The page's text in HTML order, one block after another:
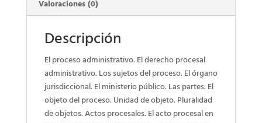
Valoraciones (0)
Descripción
El proceso administrativo. El derecho procesal
administrativo. Los sujetos del proceso. El órgano
jurisdiccional. El ministerio público. Las partes. El
objeto del proceso. Unidad de objeto. Pluralidad
de objetos. Actos procesales. El acto procesal en